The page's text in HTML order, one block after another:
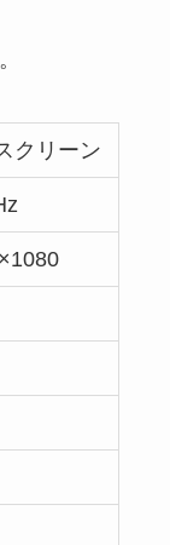
クリーン